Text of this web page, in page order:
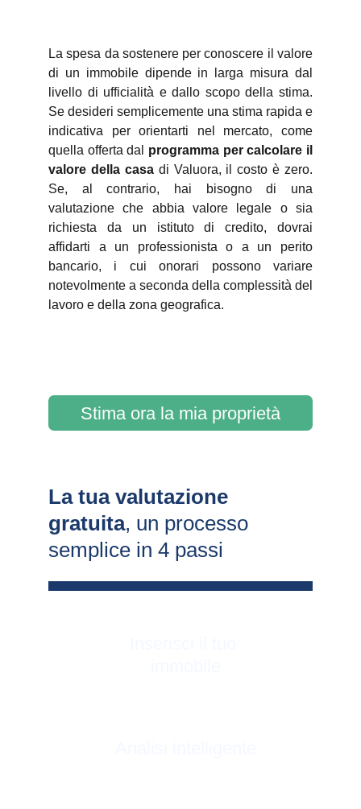
La spesa da sostenere per conoscere il valore
di un immobile dipende in larga misura dal
livello di ufficialità e dallo scopo della stima.
Se desideri semplicemente una stima rapida e
indicativa per orientarti nel mercato, come
quella offerta dal programma per calcolare il
valore della casadi Valuora, il costo è zero.
Se, al contrario, hai bisogno di una
valutazione che abbia valore legale o sia
richiesta da un istituto di credito, dovrai
affidarti a un professionista o a un perito
bancario, i cui onorari possono variare
notevolmente a seconda della complessità del
lavoro e della zona geografica.
Stima ora la mia proprietà
La tua valutazione
gratuita, un processo
semplice in 4 passi